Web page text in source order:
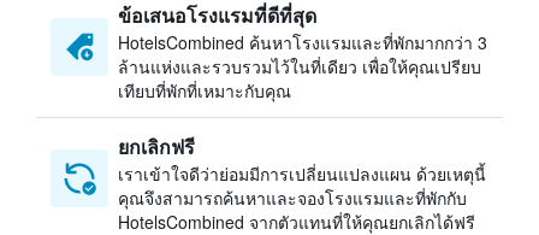
ข้อเสนอโรงแรมที่ดีที่สุด
HotelsCombined ค้นหาโรงแรมและที่พักมากกว่า 3
ล้านแห่งและรวบรวมไว้ในที่เดียว เพื่อให้คุณเปรียบ
เทียบที่พักที่เหมาะกับคุณ
ยกเลิกฟรี
เราเข้าใจดีว่าย่อมมีการเปลี่ยนแปลงแผน ด้วยเหตุนี้
คุณจึงสามารถค้นหาและจองโรงแรมและที่พักกับ
HotelsCombined จากตัวแทนที่ให้คุณยกเลิกได้ฟรี